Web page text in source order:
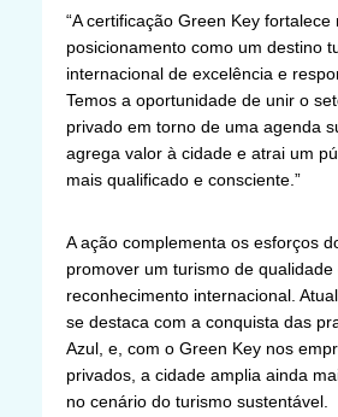
“A certificação Green Key fortalece
posicionamento como um destino
internacional de excelência e
Temos a oportunidade de unir o
privado em torno de uma agenda
agrega valor à cidade e atrai um
mais qualificado e consciente.”
A ação complementa os esforços
promover um turismo de qualidade
reconhecimento internacional.
se destaca com a conquista das
Azul, e, com o Green Key nos
privados, a cidade amplia ainda
no cenário do turismo sustentável.